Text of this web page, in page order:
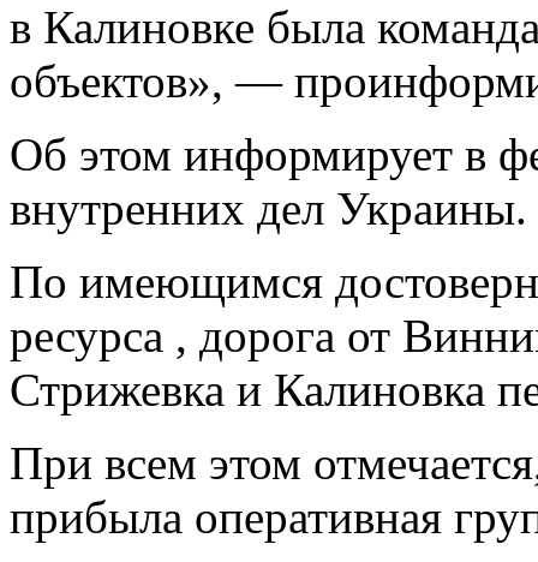
в Калиновке была
объектов», —
Об этом информирует в
внутренних дел Украины.
По имеющимся
ресурса , дорога от
Стрижевка и Калиновка
При всем этом
прибыла оперативная